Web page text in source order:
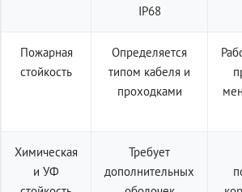
IP68
Пожарная
стойкость
Определяется
типом кабеля и
проходками
Химическая
и УФ
Требует
дополнительных